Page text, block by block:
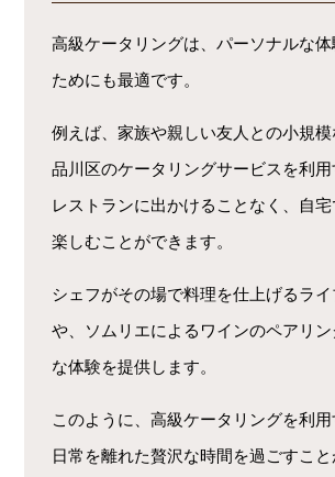
高級ケータリングは、パーソナルな
ためにも最適です。
例えば、家族や親しい友人との小規模
品川区のケータリングサービスを利用
レストランに出かけることなく、自
楽しむことができます。
シェフがその場で料理を仕上げるラ
や、ソムリエによるワインのペアリン
な体験を提供します。
このように、高級ケータリングを利用
日常を離れた贅沢な時間を過ごすこと